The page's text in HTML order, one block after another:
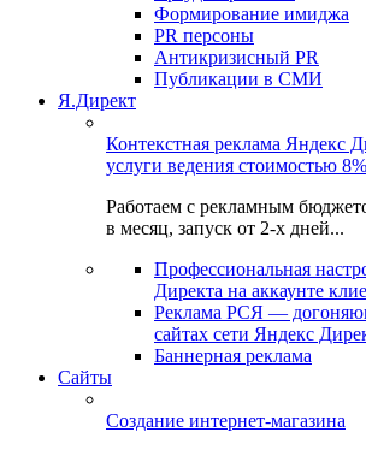
Формирование имиджа
PR персоны
Антикризисный PR
Публикации в СМИ
Я.Директ
Контекстная реклама Яндекс
услуги ведения стоимостью
Работаем с рекламным
в месяц, запуск от 2-х дней...
Профессиональная
Директа на аккаунте
Реклама РСЯ —
сайтах сети Яндекс
Баннерная реклама
Сайты
Создание интернет-магазина